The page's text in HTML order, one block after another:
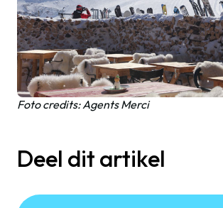
Foto credits: Agents Merci
Deel dit artikel